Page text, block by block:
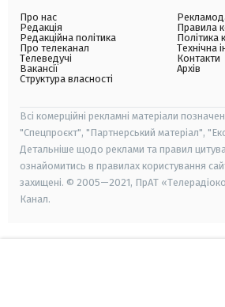
Про нас
Редакція
Редакційна політика
Про телеканал
Телеведучі
Вакансії
Структура власності
Правила
Політика
Технічна
Контакти
Архів
Всі комерційні рекламні матеріали
"Спецпроєкт", "Партнерський матеріал",
Детальніше щодо реклами та правил
ознайомитись в правилах користування
захищені. © 2005—2021, ПрАТ
Канал.